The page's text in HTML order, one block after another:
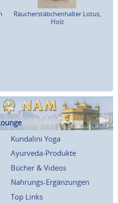
Räucherstäbchenhalter Lotus,
Holz
Kundalini Yoga
Ayurveda-Produkte
Bücher & Videos
Nahrungs-Ergänzungen
Top Links